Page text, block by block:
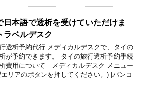
日本語で透析を受けていただけま
ラベルデスク
透析予約代行 メディカルデスクで、タイの
が予約できます。 タイの旅行透析予約手続
費用について メディカルデスク メニュー
リアのボタンを押してください。) |バンコ